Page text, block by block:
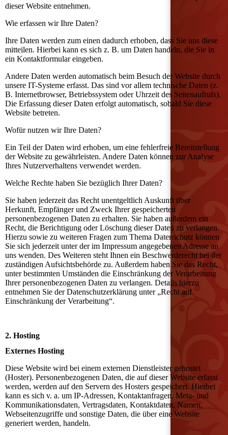
dieser Website entnehmen.
Wie erfassen wir Ihre Daten?
Ihre Daten werden zum einen dadurch erhoben, dass Sie uns diese
mitteilen. Hierbei kann es sich z. B. um Daten handeln, die Sie in
ein Kontaktformular eingeben.
Andere Daten werden automatisch beim Besuch der Website durch
unsere IT-Systeme erfasst. Das sind vor allem technische Daten (z.
B. Internetbrowser, Betriebssystem oder Uhrzeit des Seitenaufrufs).
Die Erfassung dieser Daten erfolgt automatisch, sobald Sie diese
Website betreten.
Wofür nutzen wir Ihre Daten?
Ein Teil der Daten wird erhoben, um eine fehlerfreie Bereitstellung
der Website zu gewährleisten. Andere Daten können zur Analyse
Ihres Nutzerverhaltens verwendet werden.
Welche Rechte haben Sie bezüglich Ihrer Daten?
Sie haben jederzeit das Recht unentgeltlich Auskunft über
Herkunft, Empfänger und Zweck Ihrer gespeicherten
personenbezogenen Daten zu erhalten. Sie haben außerdem ein
Recht, die Berichtigung oder Löschung dieser Daten zu verlangen.
Hierzu sowie zu weiteren Fragen zum Thema Datenschutz können
Sie sich jederzeit unter der im Impressum angegebenen Adresse an
uns wenden. Des Weiteren steht Ihnen ein Beschwerderecht bei der
zuständigen Aufsichtsbehörde zu. Außerdem haben Sie das Recht,
unter bestimmten Umständen die Einschränkung der Verarbeitung
Ihrer personenbezogenen Daten zu verlangen. Details hierzu
entnehmen Sie der Datenschutzerklärung unter „Recht auf
Einschränkung der Verarbeitung“.
2. Hosting
Externes Hosting
Diese Website wird bei einem externen Dienstleister gehostet
(Hoster). Personenbezogenen Daten, die auf dieser Website erfasst
werden, werden auf den Servern des Hosters gespeichert. Hierbei
kann es sich v. a. um IP-Adressen, Kontaktanfragen, Meta- und
Kommunikationsdaten, Vertragsdaten, Kontaktdaten, Namen,
Webseitenzugriffe und sonstige Daten, die über eine Website
generiert werden, handeln.